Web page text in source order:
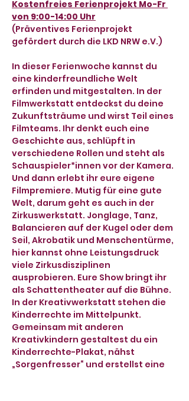
Kostenfreies Ferienprojekt Mo-Fr
von 9:00-14:00 Uhr
(Präventives Ferienprojekt
gefördert durch die LKD NRW e.V.)
In dieser Ferienwoche kannst du
eine kinderfreundliche Welt
erfinden und mitgestalten. In der
Filmwerkstatt entdeckst du deine
Zukunftsträume und wirst Teil eines
Filmteams. Ihr denkt euch eine
Geschichte aus, schlüpft in
verschiedene Rollen und steht als
Schauspieler*innen vor der Kamera.
Und dann erlebt ihr eure eigene
Filmpremiere. Mutig für eine gute
Welt, darum geht es auch in der
Zirkuswerkstatt. Jonglage, Tanz,
Balancieren auf der Kugel oder dem
Seil, Akrobatik und Menschentürme,
hier kannst ohne Leistungsdruck
viele Zirkusdisziplinen
ausprobieren. Eure Show bringt ihr
als Schattentheater auf die Bühne.
In der Kreativwerkstatt stehen die
Kinderrechte im Mittelpunkt.
Gemeinsam mit anderen
Kreativkindern gestaltest du ein
Kinderrechte-Plakat, nähst
„Sorgenfresser“ und erstellst eine